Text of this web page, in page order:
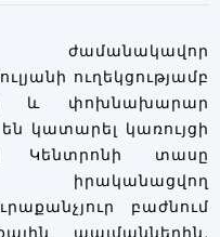
ժամանակավոր
ուղեկցությամբ
և փոխնախարար
կատարել կառույցի
Կենտրոնի տասը
բաժնում
պայմաններին,